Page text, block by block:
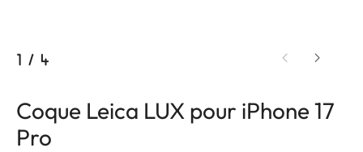
1 / 4
Coque Leica LUX pour iPhone 17
Pro